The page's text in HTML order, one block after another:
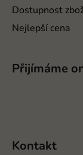
Dostupnost
Nejlepší cena
Přijímáme
Kontakt